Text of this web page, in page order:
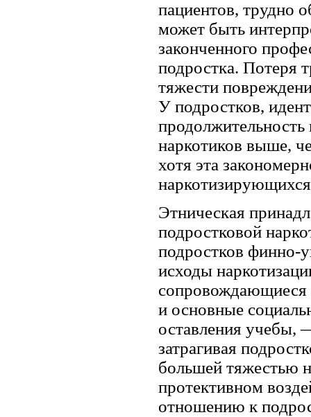
пациентов, трудно
может быть
законченного
подростка. Потеря
тяжести
У подростков,
наркотиков выше,
хотя эта
Этническая
подростковой
подростков финно-
исходы
и основные
оставления учебы,
затрагивая
большей тяжестью
протективном
отношению к